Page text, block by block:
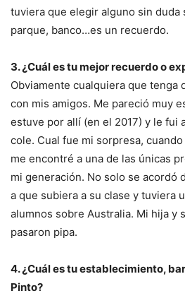
tuviera que elegir alguno sin duda
parque, banco…es un recuerdo.
3. ¿Cuál es tu mejor recuerdo o
Obviamente cualquiera que tenga
con mis amigos. Me pareció muy
estuve por allí (en el 2017) y le fui
cole. Cual fue mi sorpresa,
me encontré a una de las únicas
mi generación. No solo se acordó
a que subiera a su clase y tuviera
alumnos sobre Australia. Mi hija y
pasaron pipa.
4. ¿Cuál es tu establecimiento,
Pinto?